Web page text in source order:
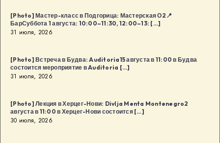
[Photo] Мастер-класс в Подгорица: Мастерская О2📍
БарСуббота 1 августа: 10:00–11:30, 12:00–13: […]
31 июля, 2026
[Photo] Встреча в Будва: Auditoria15 августа в 11:00 в Будва
состоится мероприятие в Auditoria […]
31 июля, 2026
[Photo] Лекция в Херцег-Нови: Divlja Menta Montenegro2
августа в 11:00 в Херцег-Нови состоится […]
30 июля, 2026